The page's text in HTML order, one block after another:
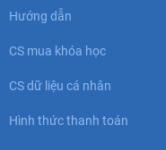
Hướng dẫn
CS mua khóa học
CS dữ liệu cá nhân
Hình thức thanh toán